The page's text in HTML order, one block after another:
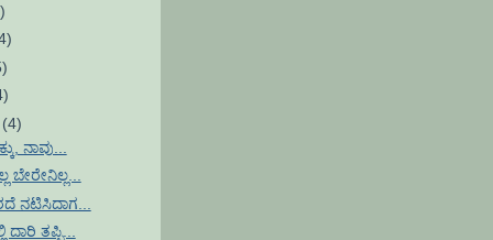
(4)
ನಾವು...
ಬೇರೇನಿಲ್ಲ...
ನಟಿಸಿದಾಗ...
ದಾರಿ ತಪ್ಪಿ...